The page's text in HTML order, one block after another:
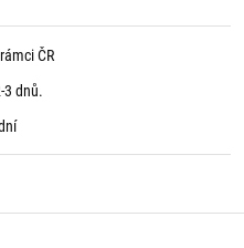
ČR
3 dnů.